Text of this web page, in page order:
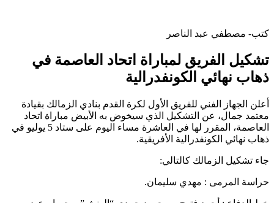
كتب- مصطفي عبد الناصر
تشكيل الفريق لمباراة اتحاد العاصمة في
ذهاب نهائي الكونفدرالية
أعلن الجهاز الفني للفريق الأول لكرة القدم بنادي الزمالك بقيادة
معتمد جمال، عن التشكيل الذي سيخوض به الأبيض مباراة اتحاد
العاصمة، المقرر لها في العاشرة مساء اليوم على ستاد 5 يوليو في
ذهاب نهائي الكونفدرالية الأفريقية.
جاء تشكيل الزمالك كالتالي:
حراسة المرمى : مهدي سليمان.